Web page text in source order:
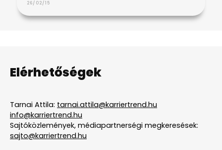
26/02/15
Elérhetőségek
Tarnai Attila: tarnai.attila@karriertrend.hu
info@karriertrend.hu
Sajtóközlemények, médiapartnerségi megkeresések:
sajto@karriertrend.hu